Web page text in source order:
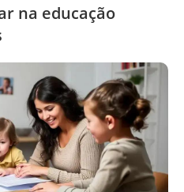
na educação